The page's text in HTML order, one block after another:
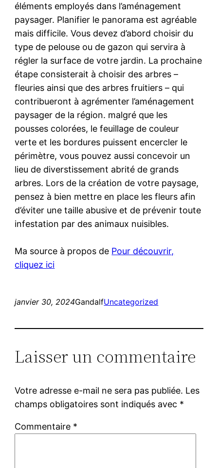
éléments employés dans l’aménagement
paysager. Planifier le panorama est agréable
mais difficile. Vous devez d’abord choisir du
type de pelouse ou de gazon qui servira à
régler la surface de votre jardin. La prochaine
étape consisterait à choisir des arbres –
fleuries ainsi que des arbres fruitiers – qui
contribueront à agrémenter l’aménagement
paysager de la région. malgré que les
pousses colorées, le feuillage de couleur
verte et les bordures puissent encercler le
périmètre, vous pouvez aussi concevoir un
lieu de diverstissement abrité de grands
arbres. Lors de la création de votre paysage,
pensez à bien mettre en place les fleurs afin
d’éviter une taille abusive et de prévenir toute
infestation par des animaux nuisibles.
Ma source à propos de Pour découvrir,
cliquez ici
janvier 30, 2024GandalfUncategorized
Laisser un commentaire
Votre adresse e-mail ne sera pas publiée. Les
champs obligatoires sont indiqués avec *
Commentaire *